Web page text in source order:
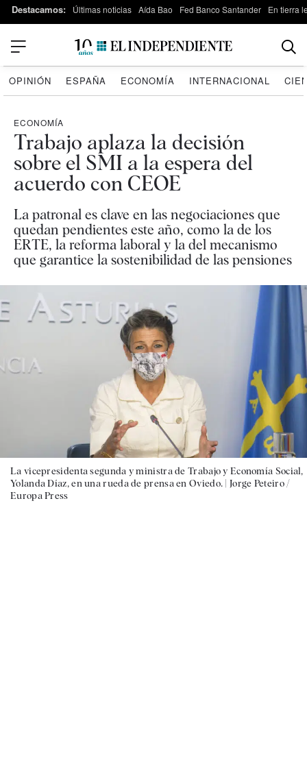
Destacamos: Últimas noticias Aída Bao Fed Banco Santander En tierra
OPINIÓN ESPAÑA ECONOMÍA INTERNACIONAL
ECONOMÍA
Trabajo aplaza la decisión
sobre el SMI a la espera del
acuerdo con CEOE
La patronal es clave en las negociaciones que
quedan pendientes este año, como la de los
ERTE, la reforma laboral y la del mecanismo
que garantice la sostenibilidad de las pensiones
La vicepresidenta segunda y ministra de Trabajo y Economía Social,
Yolanda Díaz, en una rueda de prensa en Oviedo. | Jorge Peteiro /
Europa Press